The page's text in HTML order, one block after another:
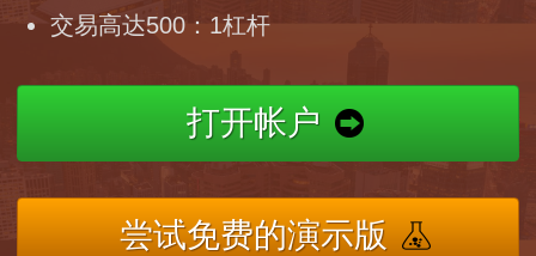
交易高达500：1杠杆
打开帐户
尝试免费的演示版